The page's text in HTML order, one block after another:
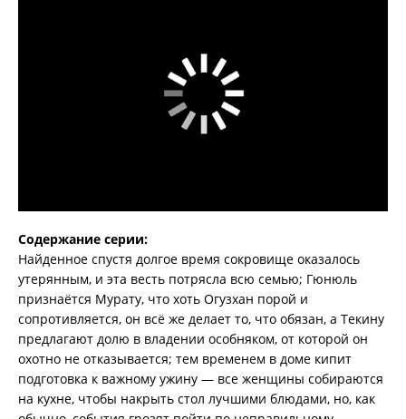
Содержание серии:
Найденное спустя долгое время сокровище оказалось
утерянным, и эта весть потрясла всю семью; Гюнюль
признаётся Мурату, что хоть Огузхан порой и
сопротивляется, он всё же делает то, что обязан, а Текину
предлагают долю в владении особняком, от которой он
охотно не отказывается; тем временем в доме кипит
подготовка к важному ужину — все женщины собираются
на кухне, чтобы накрыть стол лучшими блюдами, но, как